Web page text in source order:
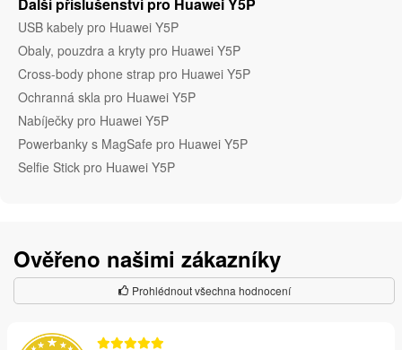
Další příslušenství pro Huawei Y5P
USB kabely pro Huawei Y5P
Obaly, pouzdra a kryty pro Huawei Y5P
Cross-body phone strap pro Huawei Y5P
Ochranná skla pro Huawei Y5P
Nabíječky pro Huawei Y5P
Powerbanky s MagSafe pro Huawei Y5P
Selfie Stick pro Huawei Y5P
Ověřeno našimi zákazníky
Prohlédnout všechna hodnocení